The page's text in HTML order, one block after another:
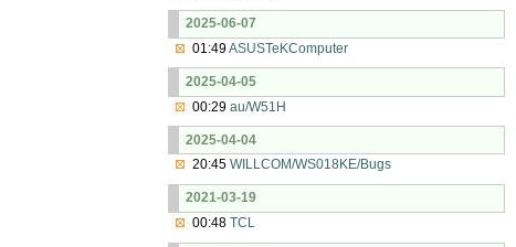
2025-06-07
01:49ASUSTeKComputer
2025-04-05
00:29au/W51H
2025-04-04
20:45WILLCOM/WS018KE/Bugs
2021-03-19
00:48TCL